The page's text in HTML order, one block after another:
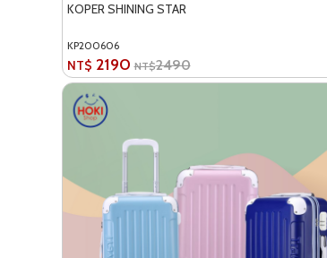
KOPER SHINING STAR
KP200606
NT$ 2190 NT$2490